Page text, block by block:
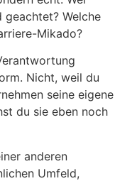
Welche
Mikado?
Nicht, weil du
seine eigene
du sie eben noch
anderen
Umfeld,